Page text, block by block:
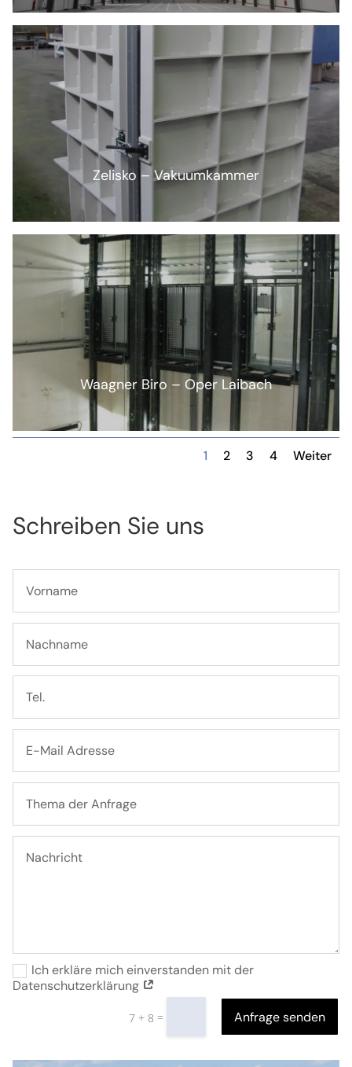
Zelisko – Vakuumkammer
Waagner Biro – Oper Laibach
1 2 3 4 Weiter
Schreiben Sie uns
Ich erkläre mich einverstanden mit der
Datenschutzerklärung
7 + 8 = Anfrage senden